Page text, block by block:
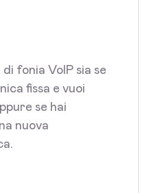
fonia VoIP sia se
fissa e vuoi
se hai
nuova